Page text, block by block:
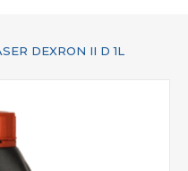
DEXRON II D 1L